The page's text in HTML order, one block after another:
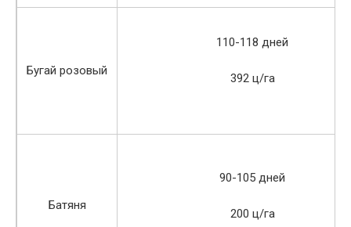
Бугай розовый
110-118 дней
392 ц/га
Батяня
90-105 дней
200 ц/га